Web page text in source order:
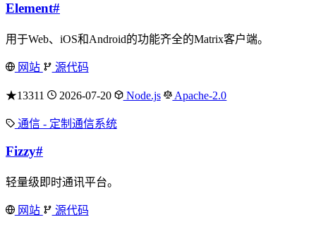
Element#
用于Web、iOS和Android的功能齐全的Matrix客户端。
网站 源代码
★13311 2026-07-20 Node.js Apache-2.0
通信 - 定制通信系统
Fizzy#
轻量级即时通讯平台。
网站 源代码